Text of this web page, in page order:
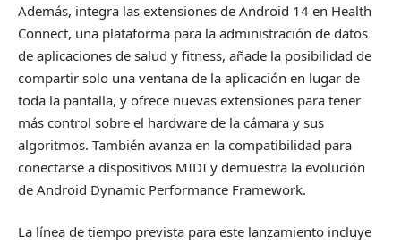
Además, integra las extensiones de Android 14 en Health
Connect, una plataforma para la administración de datos
de aplicaciones de salud y fitness, añade la posibilidad de
compartir solo una ventana de la aplicación en lugar de
toda la pantalla, y ofrece nuevas extensiones para tener
más control sobre el hardware de la cámara y sus
algoritmos. También avanza en la compatibilidad para
conectarse a dispositivos MIDI y demuestra la evolución
de Android Dynamic Performance Framework.
La línea de tiempo prevista para este lanzamiento incluye